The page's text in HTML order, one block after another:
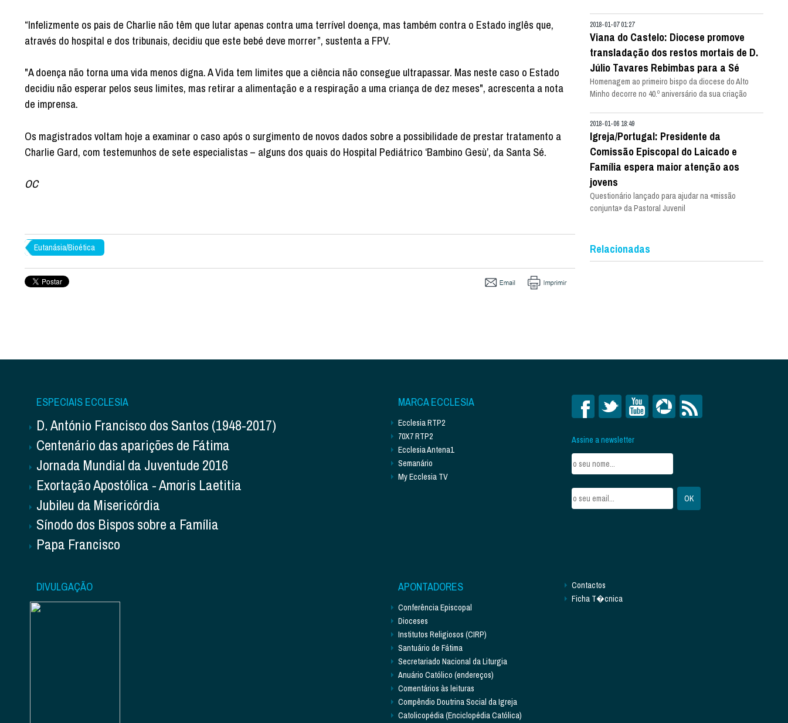
“Infelizmente os pais de Charlie não têm que lutar apenas contra uma terrível doença, mas também contra o Estado inglês que,
através do hospital e dos tribunais, decidiu que este bebé deve morrer”, sustenta a FPV.
"A doença não torna uma vida menos digna. A Vida tem limites que a ciência não consegue ultrapassar. Mas neste caso o Estado
decidiu não esperar pelos seus limites, mas retirar a alimentação e a respiração a uma criança de dez meses", acrescenta a nota
de imprensa.
Os magistrados voltam hoje a examinar o caso após o surgimento de novos dados sobre a possibilidade de prestar tratamento a
Charlie Gard, com testemunhos de sete especialistas – alguns dos quais do Hospital Pediátrico ‘Bambino Gesù’, da Santa Sé.
OC
Eutanásia/Bioética
2018-01-07 01:27
Viana do Castelo: Diocese promove
transladação dos restos mortais de D.
Júlio Tavares Rebimbas para a Sé
Homenagem ao primeiro bispo da diocese do Alto
Minho decorre no 40.º aniversário da sua criação
2018-01-06 18:49
Igreja/Portugal: Presidente da
Comissão Episcopal do Laicado e
Família espera maior atenção aos
jovens
Questionário lançado para ajudar na «missão
conjunta» da Pastoral Juvenil
Relacionadas
ESPECIAIS ECCLESIA
D. António Francisco dos Santos (1948-2017)
Centenário das aparições de Fátima
Jornada Mundial da Juventude 2016
Exortação Apostólica - Amoris Laetitia
Jubileu da Misericórdia
Sínodo dos Bispos sobre a Família
Papa Francisco
MARCA ECCLESIA
Ecclesia RTP2
70X7 RTP2
Ecclesia Antena1
Semanário
My Ecclesia TV
Assine a newsletter
DIVULGAÇÃO APONTADORES
Conferência Episcopal
Dioceses
Institutos Religiosos (CIRP)
Santuário de Fátima
Secretariado Nacional da Liturgia
Anuário Católico (endereços)
Comentários às leituras
Compêndio Doutrina Social da Igreja
Catolicopédia (Enciclopédia Católica)
Contactos
Ficha T�cnica